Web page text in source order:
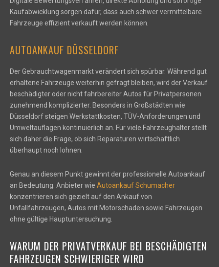
Kaufabwicklung sorgen dafür, dass auch schwer vermittelbare
Fahrzeuge effizient verkauft werden können.
AUTOANKAUF DÜSSELDORF
Der Gebrauchtwagenmarkt verändert sich spürbar. Während gut
erhaltene Fahrzeuge weiterhin gefragt bleiben, wird der Verkauf
beschädigter oder nicht fahrbereiter Autos für Privatpersonen
zunehmend komplizierter. Besonders in Großstädten wie
Düsseldorf steigen Werkstattkosten, TÜV-Anforderungen und
Umweltauflagen kontinuierlich an. Für viele Fahrzeughalter stellt
sich daher die Frage, ob sich Reparaturen wirtschaftlich
überhaupt noch lohnen.
Genau an diesem Punkt gewinnt der professionelle Autoankauf
an Bedeutung. Anbieter wie Autoankauf Schumacher
konzentrieren sich gezielt auf den Ankauf von
Unfallfahrzeugen, Autos mit Motorschaden sowie Fahrzeugen
ohne gültige Hauptuntersuchung.
WARUM DER PRIVATVERKAUF BEI BESCHÄDIGTEN
FAHRZEUGEN SCHWIERIGER WIRD